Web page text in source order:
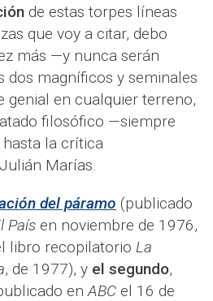
de estas torpes líneas
que voy a citar, debo
más —y nunca serán
dos magníficos y seminales
genial en cualquier terreno,
filosófico —siempre
la crítica
Marías.
del páramo (publicado
País en noviembre de 1976,
libro recopilatorio La
, de 1977), y el segundo,
enABC el 16 de